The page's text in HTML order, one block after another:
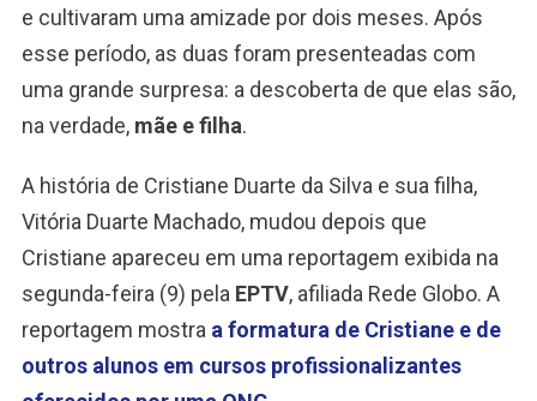
e cultivaram uma amizade por dois meses. Após
esse período, as duas foram presenteadas com
uma grande surpresa: a descoberta de que elas são,
na verdade, mãe e filha.
A história de Cristiane Duarte da Silva e sua filha,
Vitória Duarte Machado, mudou depois que
Cristiane apareceu em uma reportagem exibida na
segunda-feira (9) pela EPTV, afiliada Rede Globo. A
reportagem mostra a formatura de Cristiane e de
outros alunos em cursos profissionalizantes